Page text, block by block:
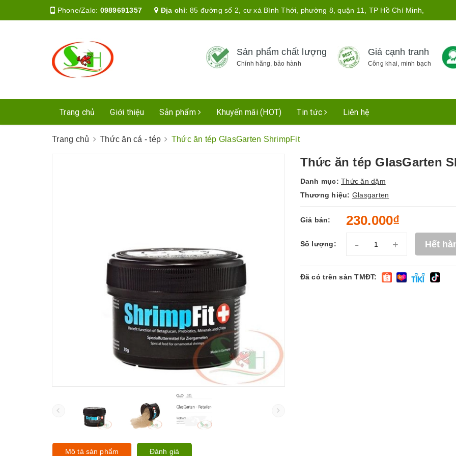
Phone/Zalo: 0989691357 Địa chỉ: 85 đường số 2, cư xá Bình Thới, phường 8, quận 11, TP Hồ Chí Minh,
Sản phẩm chất lượng
Chính hãng, bảo hành
Giá cạnh tranh
Công khai, minh bạch
Trang chủ Giới thiệu Sản phẩm Khuyến mãi (HOT) Tin tức Liên hệ
Trang chủ Thức ăn cá - tép Thức ăn tép GlasGarten ShrimpFit
Thức ăn tép GlasGarten
Danh mục: Thức ăn dặm
Thương hiệu: Glasgarten
Giá bán: 230.000₫
Số lượng: - + Hết
Đã có trên sàn TMĐT:
Mô tả sản phẩm Đánh giá